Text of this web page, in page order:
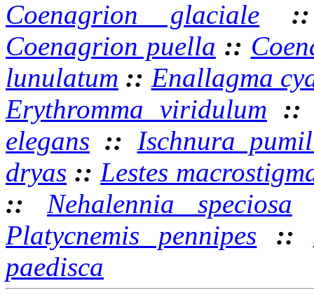
Coenagrion glaciale
Coenagrion puella ::
lunulatum :: Enallagma
Erythromma viridulum
elegans :: Ischnura
dryas ::Lestes
:: Nehalennia speciosa
Platycnemis pennipes ::
paedisca